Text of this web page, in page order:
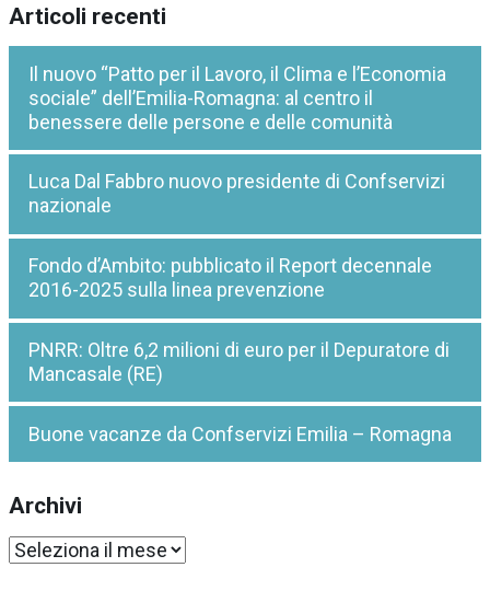
Articoli recenti
Il nuovo “Patto per il Lavoro, il Clima e l’Economia
sociale” dell’Emilia-Romagna: al centro il
benessere delle persone e delle comunità
Luca Dal Fabbro nuovo presidente di Confservizi
nazionale
Fondo d’Ambito: pubblicato il Report decennale
2016-2025 sulla linea prevenzione
PNRR: Oltre 6,2 milioni di euro per il Depuratore di
Mancasale (RE)
Buone vacanze da Confservizi Emilia – Romagna
Archivi
Archivi